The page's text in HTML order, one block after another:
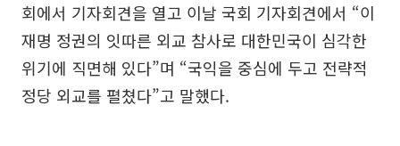
회에서 기자회견을 열고 이날 국회 기자회견에서 “이
재명 정권의 잇따른 외교 참사로 대한민국이 심각한
위기에 직면해 있다”며 “국익을 중심에 두고 전략적
정당 외교를 펼쳤다”고 말했다.